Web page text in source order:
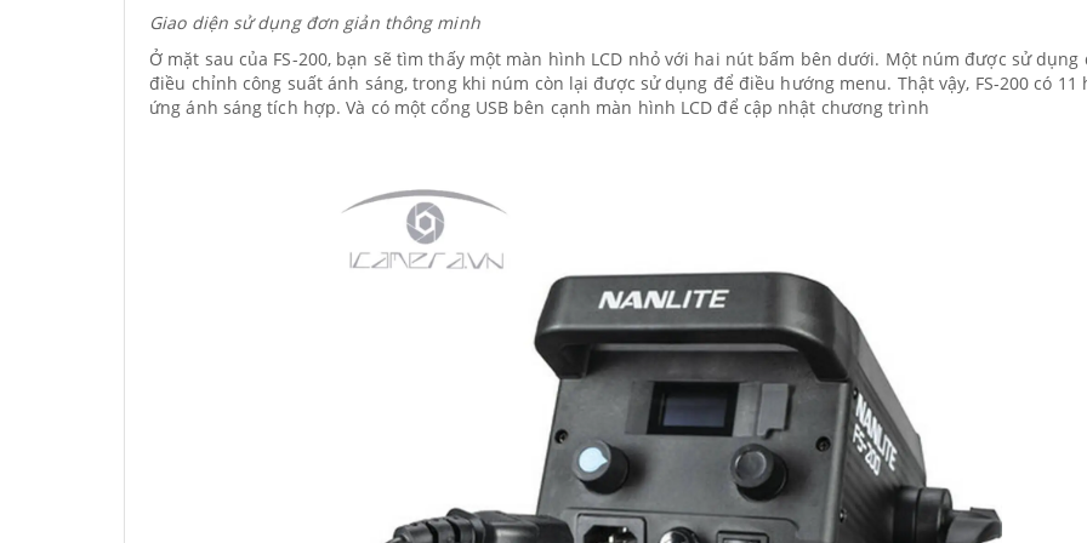
Giao diện sử dụng đơn giản thông minh
Ở mặt sau của FS-200, bạn sẽ tìm thấy một màn hình LCD nhỏ với hai nút bấm bên dưới. Một núm được sử dụng
điều chỉnh công suất ánh sáng, trong khi núm còn lại được sử dụng để điều hướng menu. Thật vậy, FS-200 có 11
ứng ánh sáng tích hợp. Và có một cổng USB bên cạnh màn hình LCD để cập nhật chương trình